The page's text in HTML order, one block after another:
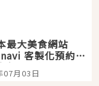
最大美食網站
客製化預約九
餐廳，打造專屬
驗！
07月03日